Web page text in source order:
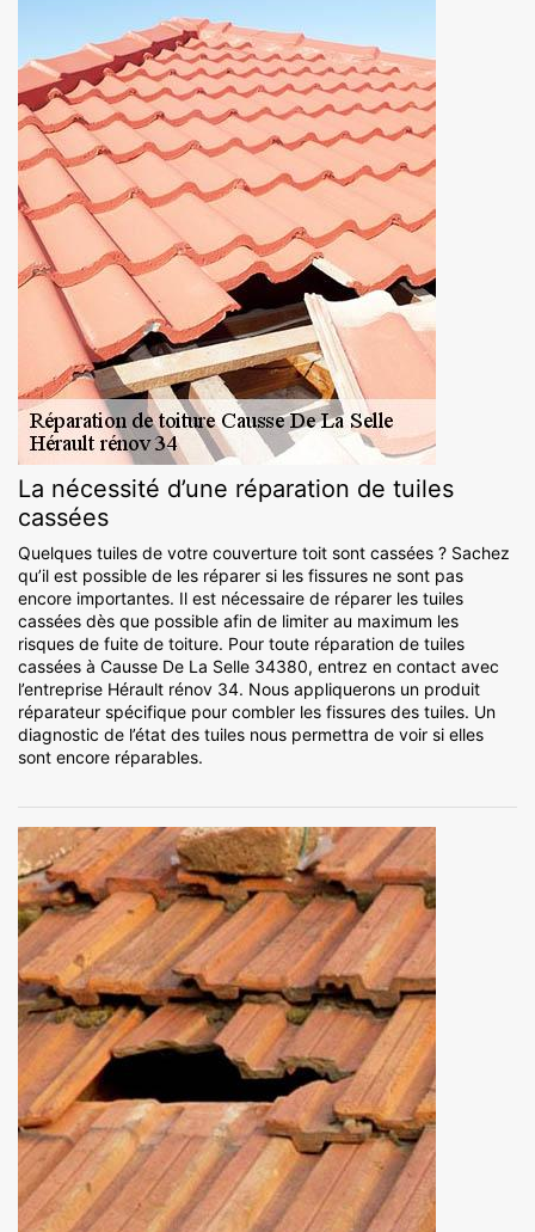
La nécessité d’une réparation de tuiles
cassées
Quelques tuiles de votre couverture toit sont cassées ? Sachez
qu’il est possible de les réparer si les fissures ne sont pas
encore importantes. Il est nécessaire de réparer les tuiles
cassées dès que possible afin de limiter au maximum les
risques de fuite de toiture. Pour toute réparation de tuiles
cassées à Causse De La Selle 34380, entrez en contact avec
l’entreprise Hérault rénov 34. Nous appliquerons un produit
réparateur spécifique pour combler les fissures des tuiles. Un
diagnostic de l’état des tuiles nous permettra de voir si elles
sont encore réparables.